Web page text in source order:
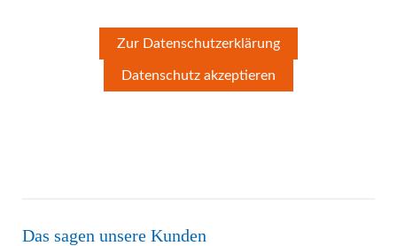
Zur Datenschutzerklärung
Datenschutz akzeptieren
Das sagen unsere Kunden